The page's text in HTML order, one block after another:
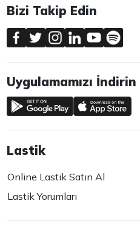
Bizi Takip Edin
Uygulamamızı İndirin
Lastik
Online Lastik Satın Al
Lastik Yorumları